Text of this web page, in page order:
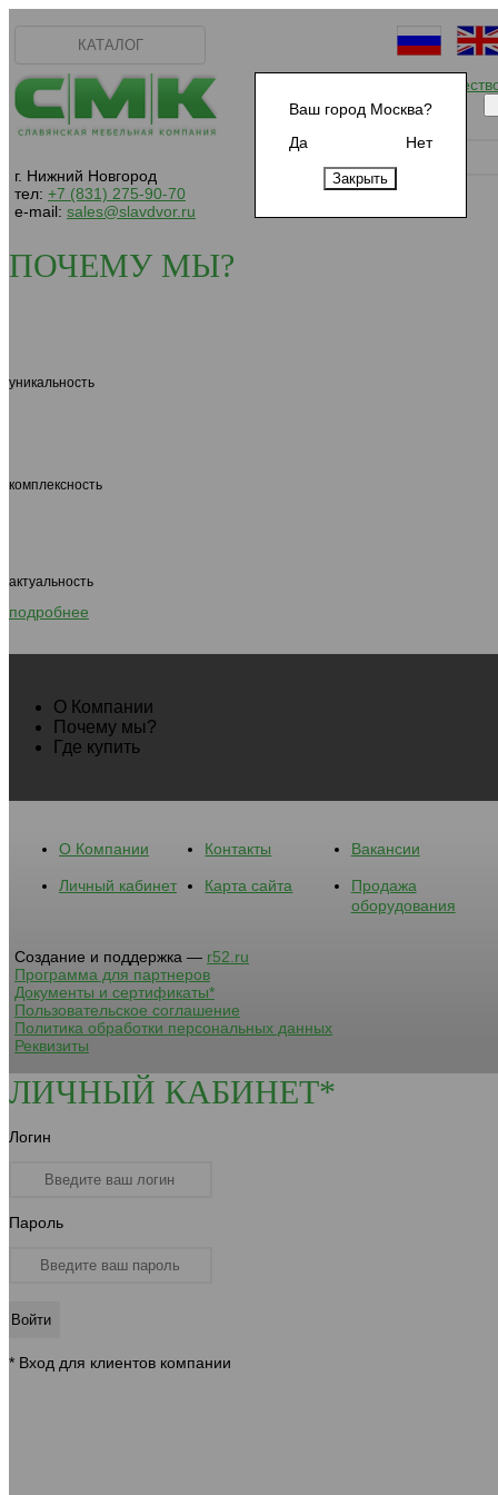
Ваш город Москва?
Да
Нет
КАТАЛОГ
г. Нижний Новгород
тел: +7 (831) 275-90-70
e-mail: sales@slavdvor.ru
Начать
ПОЧЕМУ МЫ?
уникальность
комплексность
актуальность
подробнее
О Компании
Почему мы?
Где купить
О Компании Контакты Вакансии
Личный кабинет Карта сайта
Продажа
оборудования
Создание и поддержка — r52.ru
Программа для партнеров
Документы и сертификаты*
Пользовательское соглашение
Политика обработки персональных данных
Реквизиты
ЛИЧНЫЙ КАБИНЕТ*
Логин
Пароль
* Вход для клиентов компании